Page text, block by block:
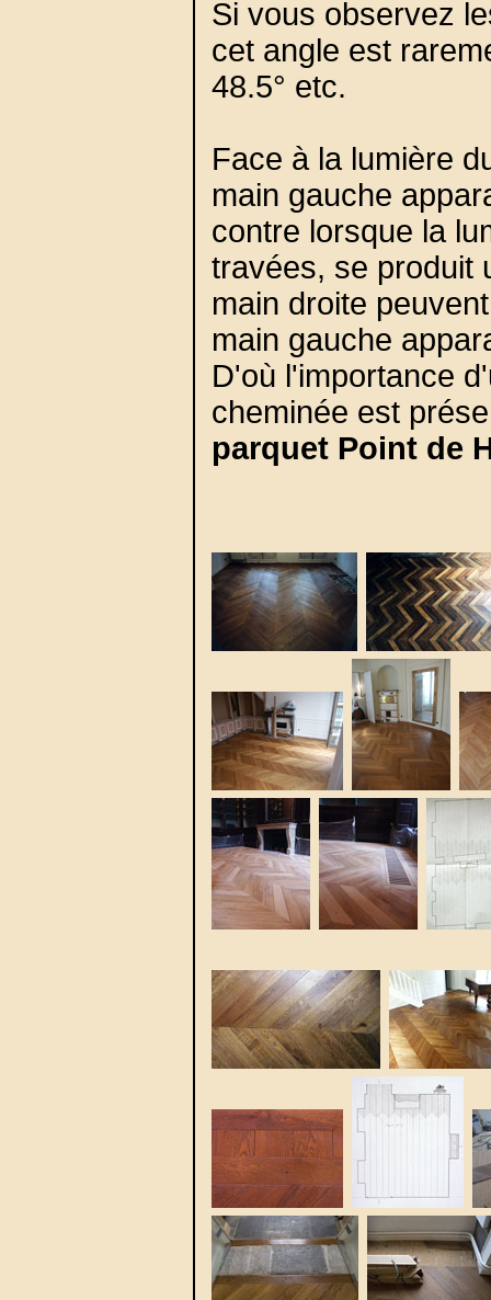
Si vous observez
cet angle est
48.5° etc.
Face à la lumière
main gauche
contre lorsque la
travées, se produit
main droite
main gauche
D'où l'importance
cheminée est
parquet Point de